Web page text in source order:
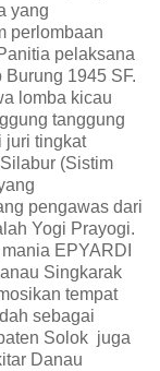
yang
perlombaan
pelaksana
1945 SF.
lomba kicau
tanggung
juri tingkat
(Sistim
pengawas dari
Yogi Prayogi.
EPYARDI
Singkarak
tempat
sebagai
Solok juga
Danau